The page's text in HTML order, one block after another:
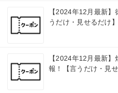
【2024年12月最新
うだけ・見せるだけ
【2024年12月最新
報！【言うだけ・見